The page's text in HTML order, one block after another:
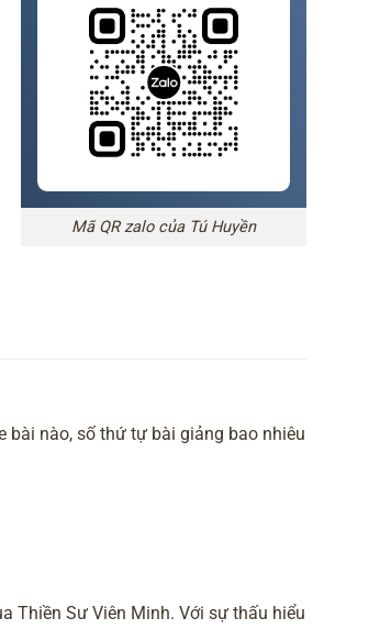
Mã QR zalo của Tú Huyền
bài nào, số thứ tự bài giảng bao nhiêu
Thiền Sư Viên Minh. Với sự thấu hiểu